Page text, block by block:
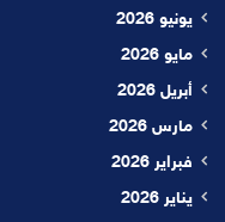
يونيو 2026
مايو 2026
أبريل 2026
مارس 2026
فبراير 2026
يناير 2026